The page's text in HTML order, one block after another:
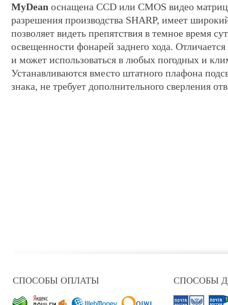
MyDean оснащена CCD или CMOS видео
разрешения производства SHARP, имеет
позволяет видеть препятствия в темное время
освещенности фонарей заднего хода.
и может использоваться в любых погодных и
Устанавливаются вместо штатного плафона
знака, не требует дополнительного сверления
СПОСОБЫ ОПЛАТЫ СПОСОБЫ